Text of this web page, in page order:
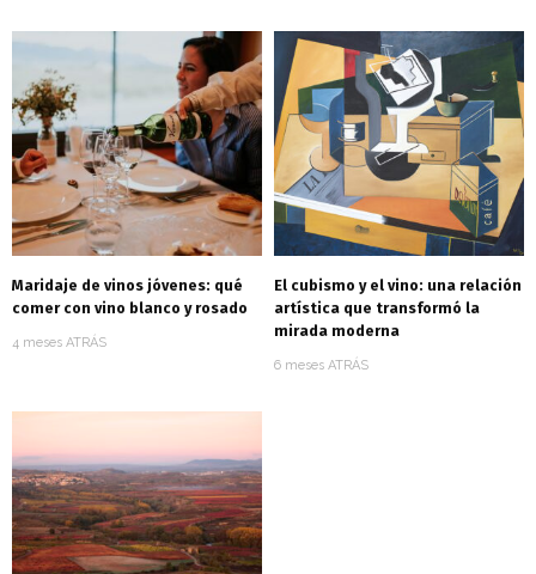
Maridaje de vinos jóvenes: qué
comer con vino blanco y rosado
4 meses ATRÁS
El cubismo y el vino: una relación
artística que transformó la
mirada moderna
6 meses ATRÁS